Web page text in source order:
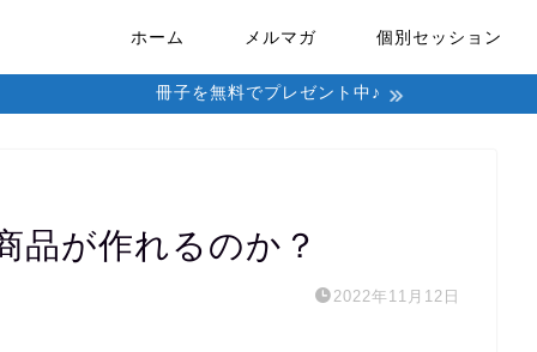
ホーム メルマガ 個別セッション
冊子を無料でプレゼント中♪
品が作れるのか？
2022年11月12日